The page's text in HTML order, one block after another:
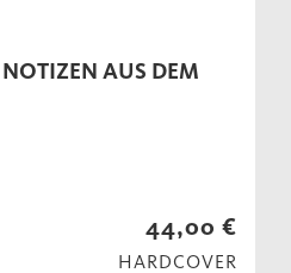
AUS DEM
44,00 €
HARDCOVER